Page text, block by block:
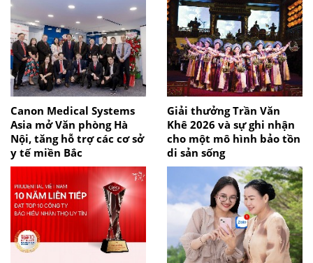
Canon Medical Systems
Asia mở Văn phòng Hà
Nội, tăng hỗ trợ các cơ sở
y tế miền Bắc
Giải thưởng Trần Văn
Khê 2026 và sự ghi nhận
cho một mô hình bảo tồn
di sản sống